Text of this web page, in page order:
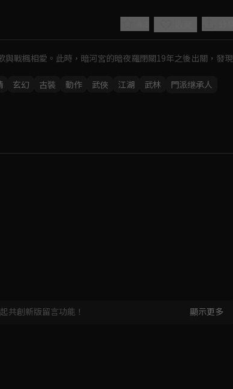
Video
戰楓相愛。此時，暗河宮的暗夜羅閉關19年之後出關，發現
玄幻 古裝 動作 武俠 江湖 武林
門派继承人
共創新版留言功能！ 顯示更多